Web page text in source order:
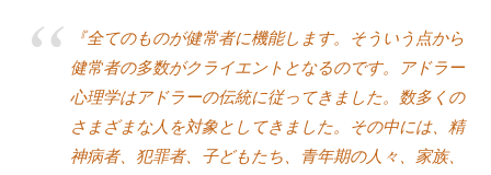
『全てのものが健常者に機能します。そういう点から
健常者の多数がクライエントとなるのです。アドラー
心理学はアドラーの伝統に従ってきました。数多くの
さまざまな人を対象としてきました。その中には、精
神病者、犯罪者、子どもたち、青年期の人々、家族、